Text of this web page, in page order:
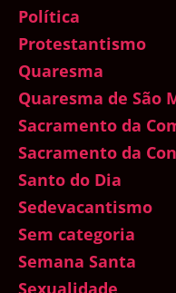
Política
Protestantismo
Quaresma
Quaresma de São
Sacramento da
Sacramento da
Santo do Dia
Sedevacantismo
Sem categoria
Semana Santa